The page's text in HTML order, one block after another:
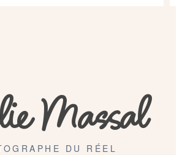
Massal
DU RÉEL